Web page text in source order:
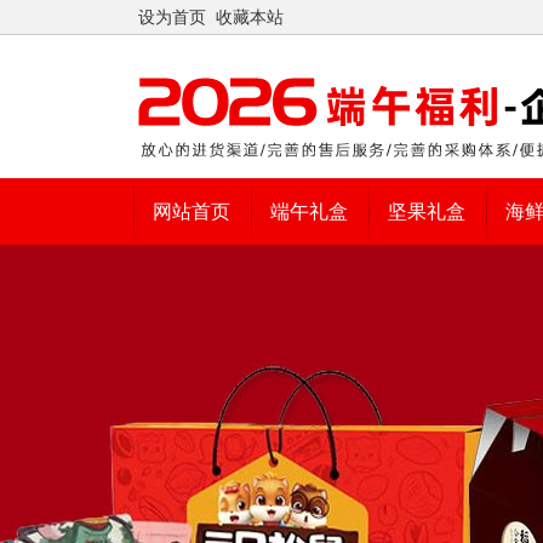
设为首页 收藏本站
网站首页 端午礼盒 坚果礼盒 海